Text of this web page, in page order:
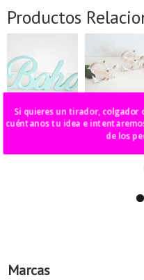
Marcas
Productos
palabra "Boho" pack Sr. y
Mister and
30,00 €
Si quieres un tirador,
cuéntanos tu idea e intentaremos crearla para
de los